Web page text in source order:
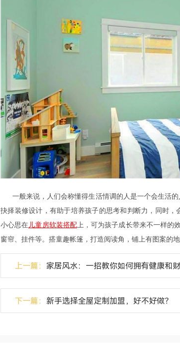
一般来说，人们会称懂得生活情调的人是一个会生活
抉择装修设计，有助于培养孩子的思考和判断力，同时
小心思在 儿童房软装搭配上，可为孩子成长带来不一样的
窗帘、挂件等。搭童趣帐篷，打造阅读角，铺上有图案的
上一篇： 家居风水：一招教你如何拥有健康和财
下一篇： 新手选择全屋定制加盟，好不好做？